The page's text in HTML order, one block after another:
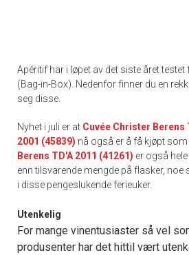
Apéritif har i løpet av det siste året
(Bag-in-Box). Nedenfor finner du en
seg disse.
Nyhet i juli er at Cuvée Christer
2001 (45839) nå også er å få kjøpt som
Berens TD'A 2011 (41261) er også
enn tilsvarende mengde på flasker,
i disse pengeslukende ferieuker.
Utenkelig
For mange vinentusiaster så vel
produsenter har det hittil vært